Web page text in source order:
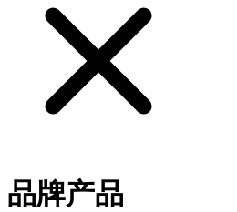
品牌产品